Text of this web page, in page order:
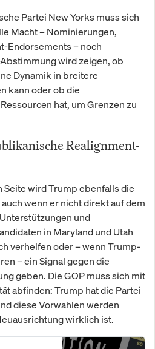
Partei New Yorks muss sich
Macht – Nominierungen,
Endorsements – noch
wird zeigen, ob
Dynamik in breitere
kann oder ob die
hat, um Grenzen zu
Realignment-
wird Trump ebenfalls die
wenn er nicht direkt auf dem
und
in Maryland und Utah
verhelfen oder – wenn Trump-
– ein Signal gegen die
geben. Die GOP muss sich mit
abfinden: Trump hat die Partei
diese Vorwahlen werden
wirklich ist.